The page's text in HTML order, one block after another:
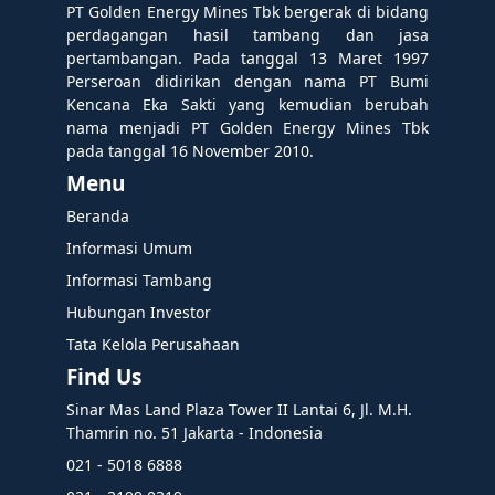
PT Golden Energy Mines Tbk bergerak di bidang
perdagangan hasil tambang dan jasa
pertambangan. Pada tanggal 13 Maret 1997
Perseroan didirikan dengan nama PT Bumi
Kencana Eka Sakti yang kemudian berubah
nama menjadi PT Golden Energy Mines Tbk
pada tanggal 16 November 2010.
Menu
Beranda
Informasi Umum
Informasi Tambang
Hubungan Investor
Tata Kelola Perusahaan
Find Us
Sinar Mas Land Plaza Tower II Lantai 6, Jl. M.H.
Thamrin no. 51 Jakarta - Indonesia
021 - 5018 6888